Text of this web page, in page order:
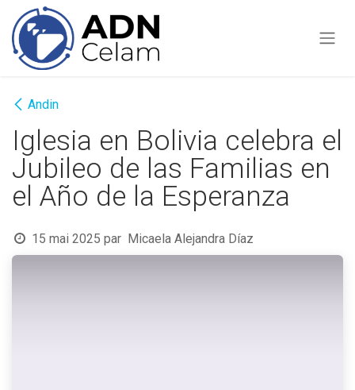
Se rendre au contenu
Andin
Iglesia en Bolivia celebra el
Jubileo de las Familias en
el Año de la Esperanza
15 mai 2025 par Micaela Alejandra Díaz